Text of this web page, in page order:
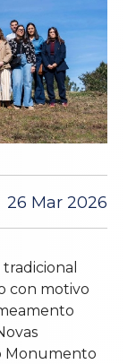
26 Mar 2026
con motivo
Monumento